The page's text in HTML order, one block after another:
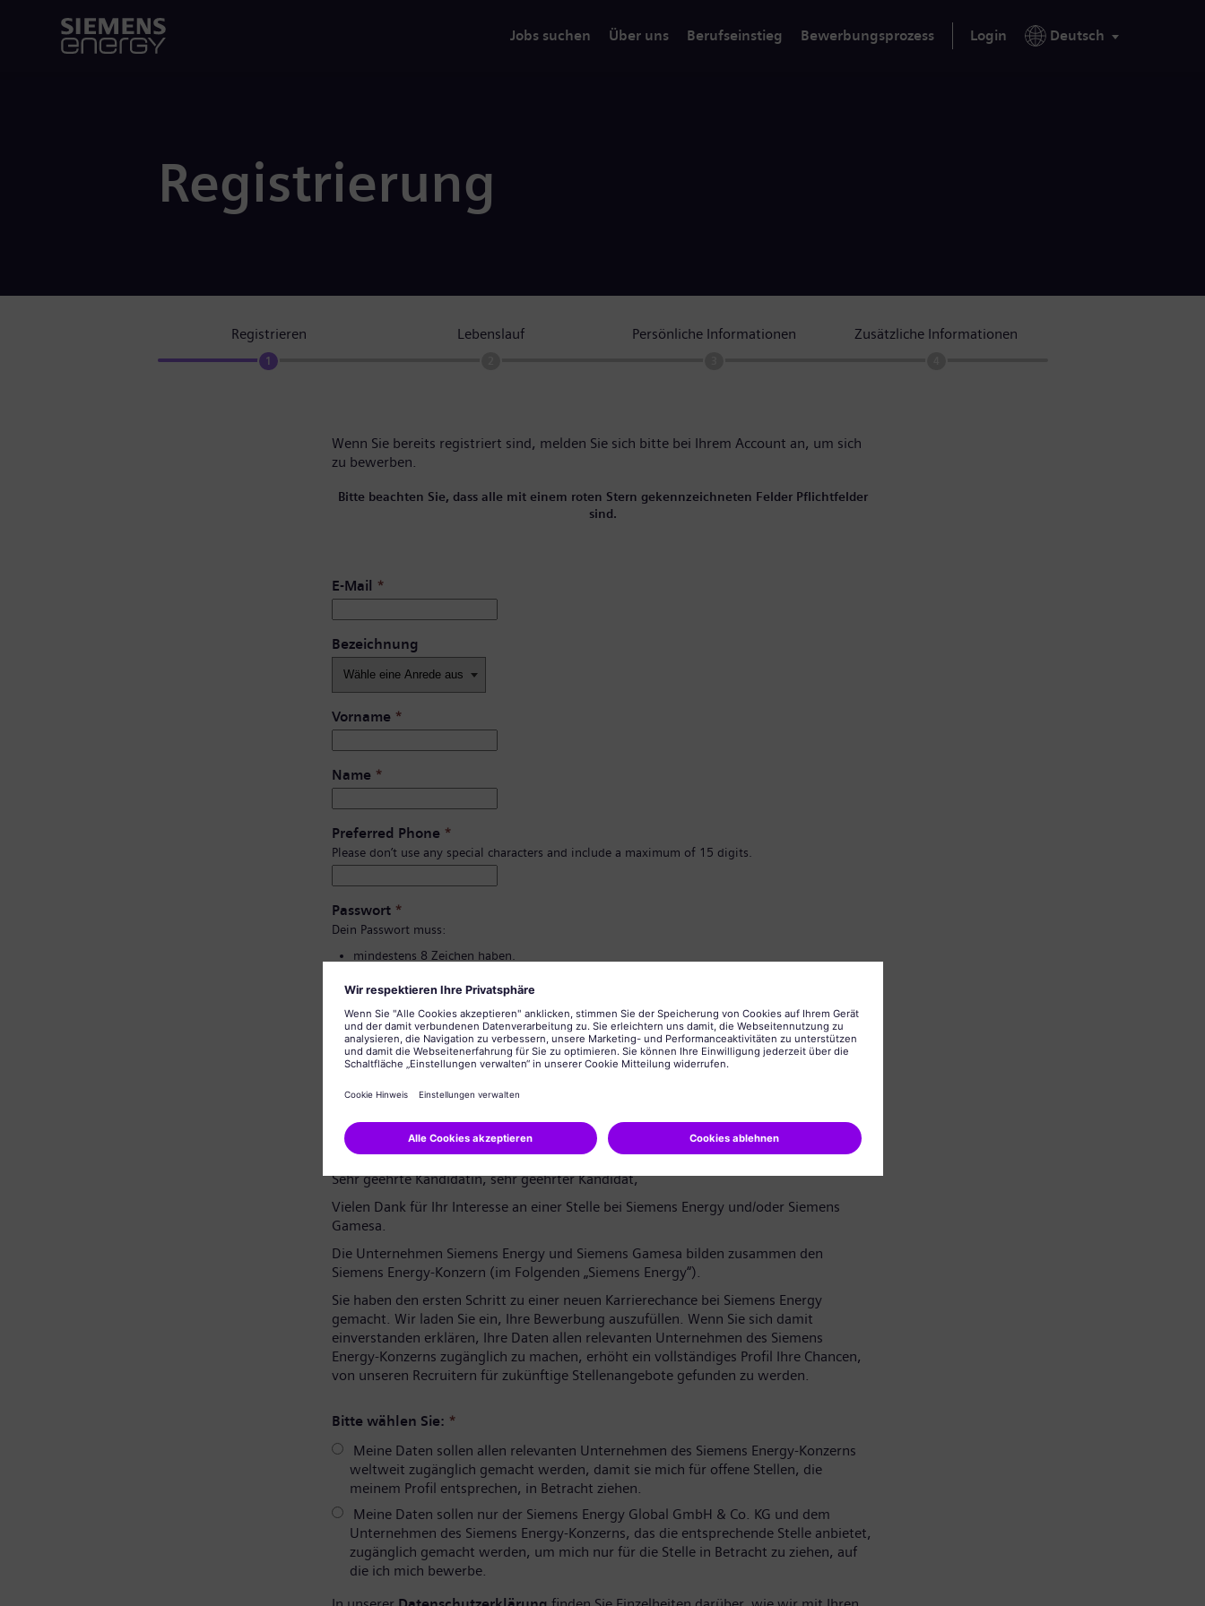
Jobs suchen Über uns Berufseinstieg Bewerbungsprozess Login Deutsch
Registrierung
Registrieren
1
Lebenslauf Persönliche Informationen Zusätzliche Informationen
Wenn Sie bereits registriert sind, melden Sie sich bitte bei Ihrem Account an, um sich
zu bewerben.
Bitte beachten Sie, dass alle mit einem roten Stern gekennzeichneten Felder Pflichtfelder
sind.
E-Mail *
Bezeichnung
Vorname *
Name *
Preferred Phone *
Please don’t use any special characters and include a maximum of 15 digits.
Passwort *
Dein Passwort muss:
mindestens 8 Zeichen haben.
keine allgemein üblichen Wörter enthalten.
Bestätigung des Passworts*
Datenschutzerklärung
Sehr geehrte Kandidatin, sehr geehrter Kandidat,
Vielen Dank für Ihr Interesse an einer Stelle bei Siemens Energy und/oder Siemens
Gamesa.
Die Unternehmen Siemens Energy und Siemens Gamesa bilden zusammen den
Siemens Energy-Konzern (im Folgenden „Siemens Energy“).
Sie haben den ersten Schritt zu einer neuen Karrierechance bei Siemens Energy
gemacht. Wir laden Sie ein, Ihre Bewerbung auszufüllen. Wenn Sie sich damit
einverstanden erklären, Ihre Daten allen relevanten Unternehmen des Siemens
Energy-Konzerns zugänglich zu machen, erhöht ein vollständiges Profil Ihre Chancen,
von unseren Recruitern für zukünftige Stellenangebote gefunden zu werden.
Bitte wählen Sie: *
Meine Daten sollen allen relevanten Unternehmen des Siemens Energy-Konzerns
weltweit zugänglich gemacht werden, damit sie mich für offene Stellen, die
meinem Profil entsprechen, in Betracht ziehen.
Meine Daten sollen nur der Siemens Energy Global GmbH & Co. KG und dem
Unternehmen des Siemens Energy-Konzerns, das die entsprechende Stelle anbietet,
zugänglich gemacht werden, um mich nur für die Stelle in Betracht zu ziehen, auf
die ich mich bewerbe.